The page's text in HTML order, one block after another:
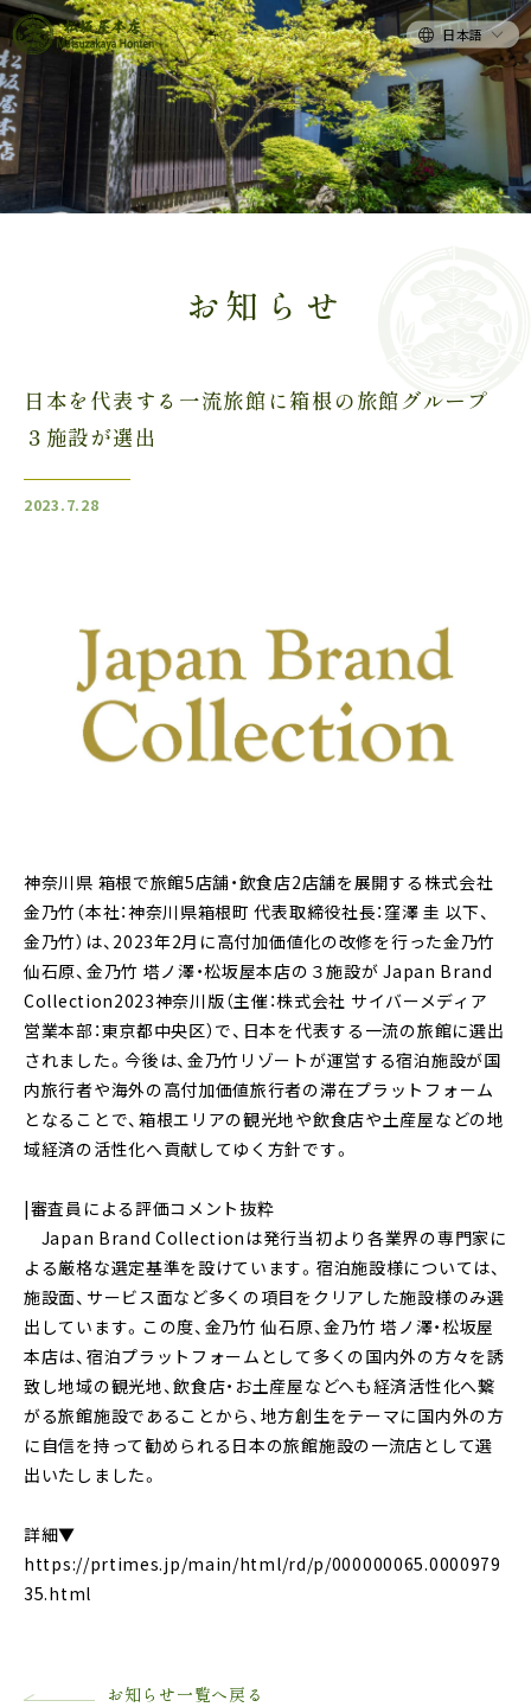
日本語
お知らせ
日本を代表する一流旅館に箱根の旅館グループ
３施設が選出
2023.7.28
神奈川県 箱根で旅館5店舗・飲食店2店舗を展開する株式会社
金乃竹（本社：神奈川県箱根町 代表取締役社長：窪澤 圭 以下、
金乃竹）は、2023年2月に高付加価値化の改修を行った金乃竹
仙石原、金乃竹 塔ノ澤・松坂屋本店の３施設が Japan Brand
Collection2023神奈川版（主催：株式会社 サイバーメディア
営業本部：東京都中央区）で、日本を代表する一流の旅館に選出
されました。今後は、金乃竹リゾートが運営する宿泊施設が国
内旅行者や海外の高付加価値旅行者の滞在プラットフォーム
となることで、箱根エリアの観光地や飲食店や土産屋などの地
域経済の活性化へ貢献してゆく方針です。
|審査員による評価コメント抜粋
Japan Brand Collectionは発行当初より各業界の専門家に
よる厳格な選定基準を設けています。宿泊施設様については、
施設面、サービス面など多くの項目をクリアした施設様のみ選
出しています。この度、金乃竹 仙石原、金乃竹 塔ノ澤・松坂屋
本店は、宿泊プラットフォームとして多くの国内外の方々を誘
致し地域の観光地、飲食店・お土産屋などへも経済活性化へ繋
がる旅館施設であることから、地方創生をテーマに国内外の方
に自信を持って勧められる日本の旅館施設の一流店として選
出いたしました。
詳細▼
https://prtimes.jp/main/html/rd/p/000000065.0000979
35.html
お知らせ一覧へ戻る